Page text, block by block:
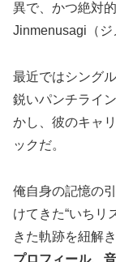
異で、かつ絶対
Jinmenusagi（ジ
最近ではシング
鋭いパンチライ
かし、彼のキャ
ックだ。
俺自身の記憶の
けてきた“いち
きた軌跡を紐解
プロフィール、